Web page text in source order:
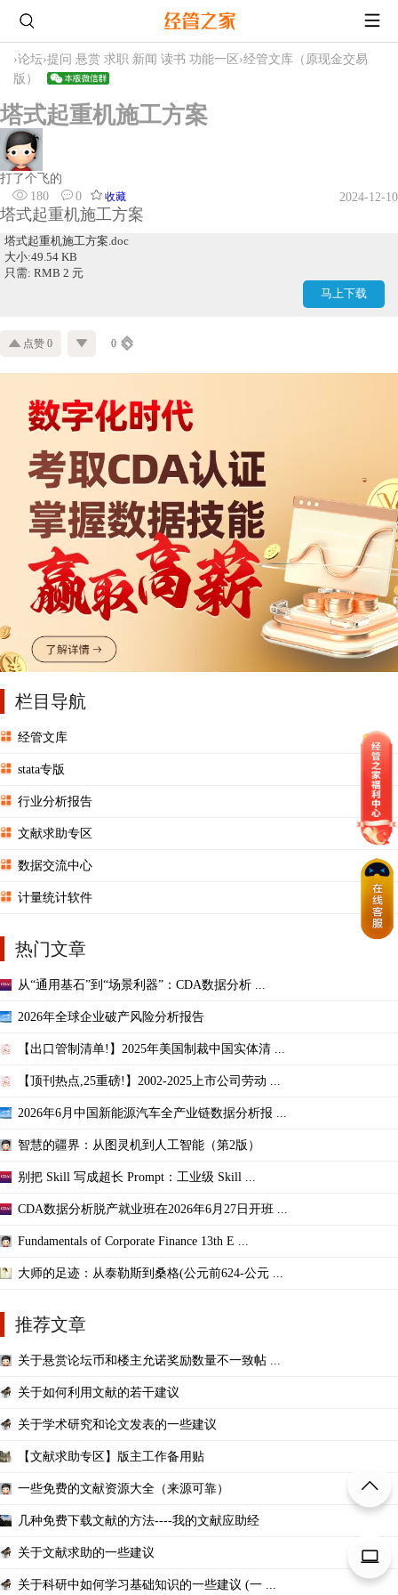
›论坛›提问 悬赏 求职 新闻 读书 功能一区 ›经管文库（原现金交易
版）
塔式起重机施工方案
打了个飞的
180
0 收藏 2024-12-10
塔式起重机施工方案
塔式起重机施工方案.doc
大小:49.54 KB
只需: RMB 2 元
马上下载
点赞 0 0
栏目导航
经管文库
stata专版
行业分析报告
文献求助专区
数据交流中心
计量统计软件
热门文章
从“通用基石”到“场景利器”：CDA数据分析 ...
2026年全球企业破产风险分析报告
【出口管制清单!】2025年美国制裁中国实体清 ...
【顶刊热点,25重磅!】2002-2025上市公司劳动 ...
2026年6月中国新能源汽车全产业链数据分析报 ...
智慧的疆界：从图灵机到人工智能（第2版）
别把 Skill 写成超长 Prompt：工业级 Skill ...
CDA数据分析脱产就业班在2026年6月27日开班 ...
Fundamentals of Corporate Finance 13th E ...
大师的足迹：从泰勒斯到桑格(公元前624-公元 ...
推荐文章
关于悬赏论坛币和楼主允诺奖励数量不一致帖 ...
关于如何利用文献的若干建议
关于学术研究和论文发表的一些建议
【文献求助专区】版主工作备用贴
一些免费的文献资源大全（来源可靠）
几种免费下载文献的方法----我的文献应助经
关于文献求助的一些建议
关于科研中如何学习基础知识的一些建议 (一 ...